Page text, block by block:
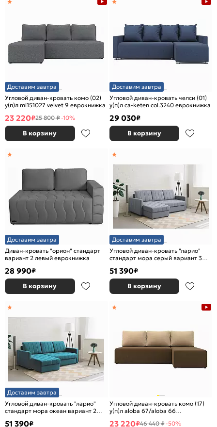
Доставим завтра
Угловой диван-кровать комо (02)
у(п)л ml151027 velvet 9 еврокнижка
23 220₽25 800 ₽-10%
В корзину
Доставим завтра
Угловой диван-кровать челси (01)
у(п)л ca-keten col.3240 еврокнижка
29 030₽
В корзину
Доставим завтра
Диван-кровать "орион" стандарт
вариант 2 левый еврокнижка
28 990₽
В корзину
Доставим завтра
Угловой диван-кровать "ларио"
стандарт мора серый вариант 3
51 390₽
В корзину
Доставим завтра
Угловой диван-кровать "ларио"
стандарт мора океан вариант 2
51 390₽
Угловой диван-кровать комо (17)
у(п)л aloba 67/aloba 66
23 220₽46 440 ₽-50%